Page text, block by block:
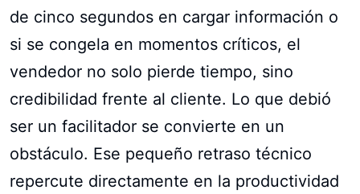
de cinco segundos en cargar información o
si se congela en momentos críticos, el
vendedor no solo pierde tiempo, sino
credibilidad frente al cliente. Lo que debió
ser un facilitador se convierte en un
obstáculo. Ese pequeño retraso técnico
repercute directamente en la productividad